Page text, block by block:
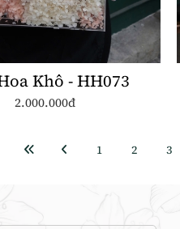
Khô - HH073
2.000.000đ
1 2 3